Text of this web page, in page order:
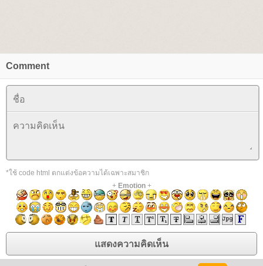
Comment
*ใช้ code html ตกแต่งข้อความได้เฉพาะสมาชิก
+ Emotion+